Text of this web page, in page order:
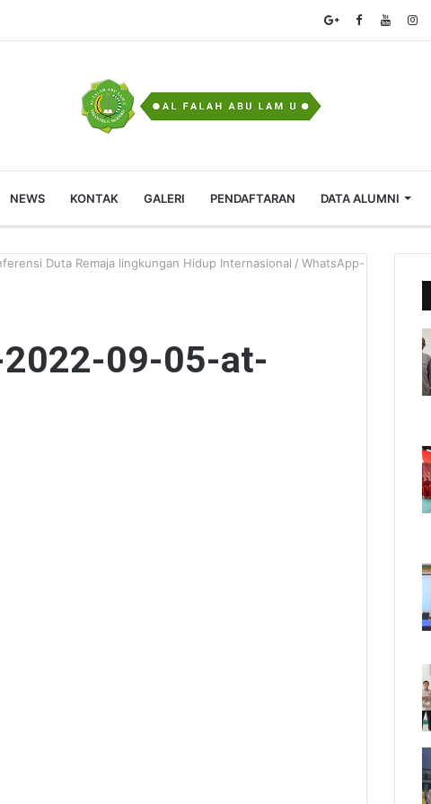
NEWS KONTAK GALERI PENDAFTARAN DATA ALUMNI
Duta Remaja lingkungan Hidup Internasional / WhatsApp-
09-05-at-